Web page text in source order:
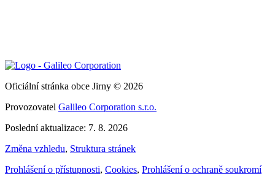
Oficiální stránka obce Jirny © 2026
Provozovatel Galileo Corporation s.r.o.
Poslední aktualizace: 7. 8. 2026
Změna vzhledu, Struktura stránek
Prohlášení o přístupnosti, Cookies, Prohlášení o ochraně soukromí